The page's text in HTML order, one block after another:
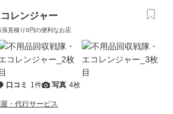
レンジャー
見積り0円の便利なお店
口コミ 1件 写真 4枚
・代行サービス